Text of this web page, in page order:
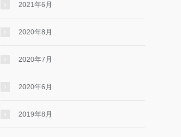
2021年6月
2020年8月
2020年7月
2020年6月
2019年8月